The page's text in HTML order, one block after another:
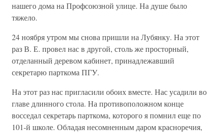
нашего дома на Профсоюзной улице. На душе было
тяжело.
24 ноября утром мы снова пришли на Лубянку. На этот
раз В. Е. провел нас в другой, столь же просторный,
отделанный деревом кабинет, принадлежавший
секретарю парткома ПГУ.
На этот раз нас пригласили обоих вместе. Нас усадили во
главе длинного стола. На противоположном конце
восседал секретарь парткома, которого я помнил еще по
101-й школе. Обладая несомненным даром красноречия,